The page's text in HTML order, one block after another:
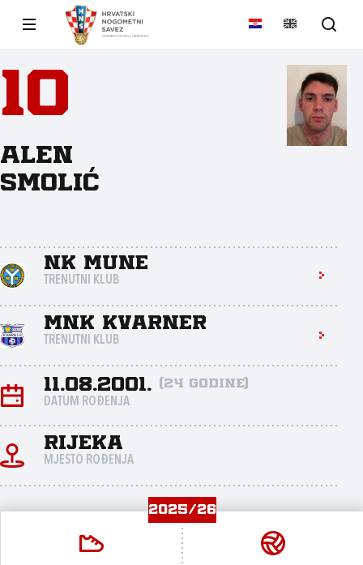
10
Alen
Smolić
NK Mune
TRENUTNI KLUB
MNK Kvarner
TRENUTNI KLUB
11.08.2001. (24 godine)
DATUM ROĐENJA
Rijeka
MJESTO ROĐENJA
2025/26